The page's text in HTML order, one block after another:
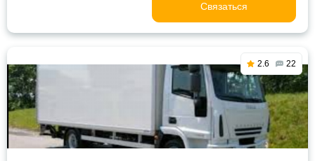
Связаться
2.6 22